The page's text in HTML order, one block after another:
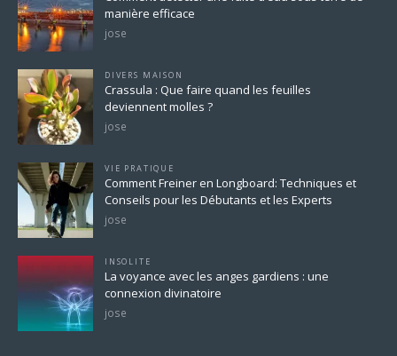
manière efficace
jose
DIVERS MAISON
Crassula : Que faire quand les feuilles
deviennent molles ?
jose
VIE PRATIQUE
Comment Freiner en Longboard: Techniques et
Conseils pour les Débutants et les Experts
jose
INSOLITE
La voyance avec les anges gardiens : une
connexion divinatoire
jose